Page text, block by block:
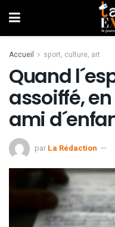
Accueil sport, culture, art
Quand
assoiffé,
ami
par La Rédaction